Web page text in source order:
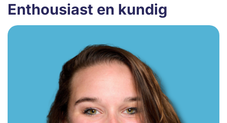
Enthousiast en kundig